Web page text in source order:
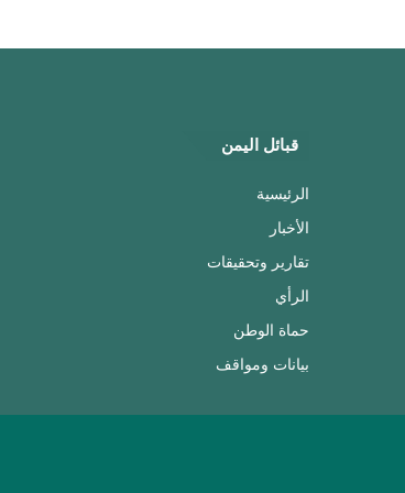
قبائل اليمن
الرئيسية
الأخبار
تقارير وتحقيقات
الرأي
حماة الوطن
بيانات ومواقف